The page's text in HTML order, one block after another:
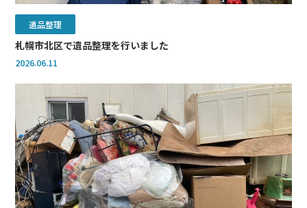
遺品整理
札幌市北区で遺品整理を行いました
2026.06.11